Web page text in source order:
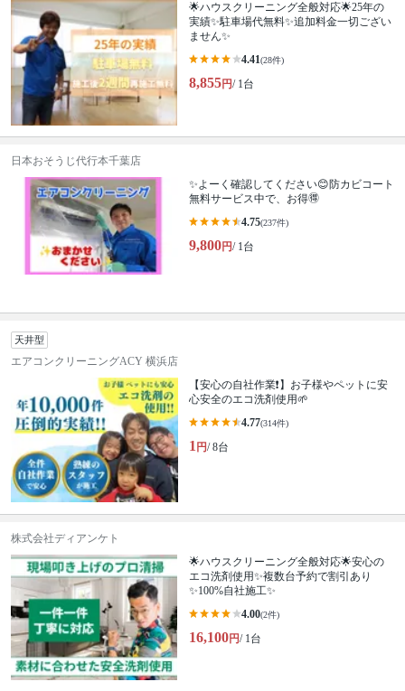
🌟ハウスクリーニング全般対応🌟25年の
実績✨駐車場代無料✨追加料金一切ござい
ません✨
4.41(28件)
8,855円/ 1台
日本おそうじ代行本千葉店
✨よーく確認してください😊防カビコート
無料サービス中で、お得🉐
4.75(237件)
9,800円/ 1台
天井型
エアコンクリーニングACY 横浜店
【安心の自社作業❗️】お子様やペットに安
心安全のエコ洗剤使用🌱
4.77(314件)
1 円/ 8台
株式会社ディアンケト
🌟ハウスクリーニング全般対応🌟安心の
エコ洗剤使用✨複数台予約で割引あり
✨100%自社施工✨
4.00(2件)
16,100円/ 1台